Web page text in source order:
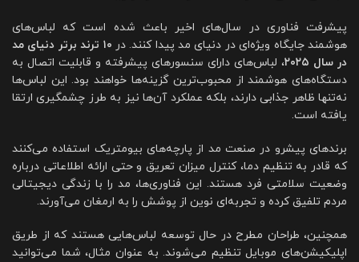
پیشرفت فناوری در سال‌های اخیر باعث شده است که لباس‌های
هوشمند جایگاه ویژه‌ای در دنیای مد پیدا کنند. در
۱۰ ترند برتر دنیای مد
در سال ۲۰۲۵
، لباس‌های دارای سنسورهای پیشرفته و قابلیت اتصال به
دستگاه‌های هوشمند از محبوب‌ترین گزینه‌ها خواهند بود. این لباس‌ها
نه‌تنها ظاهر جذابی دارند، بلکه عملکرد آن‌ها نیز به طرز چشمگیری ارتقا
یافته است.
برندهای پیشرو در صنعت مد از پارچه‌های بیومتریک استفاده می‌کنند
که قادر به تنظیم دما، کنترل میزان تعریق و حتی ارائه اطلاعاتی درباره
وضعیت سلامتی فرد هستند. این فناوری‌ها، مد را با زندگی دیجیتالی
مردم تلفیق کرده و تجربه‌ای نوین از پوشش را به ارمغان می‌آورند.
همچنین، طراحان مطرح در حال توسعه لباس‌هایی هستند که از طریق
اپلیکیشن‌های موبایل تنظیم می‌شوند. به عنوان مثال، شما می‌توانید